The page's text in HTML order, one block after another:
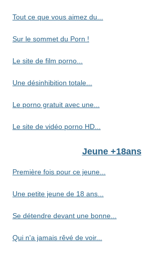
Tout ce que vous aimez du...
Sur le sommet du Porn !
Le site de film porno...
Une désinhibition totale...
Le porno gratuit avec une...
Le site de vidéo porno HD...
Jeune +18ans
Première fois pour ce jeune...
Une petite jeune de 18 ans...
Se détendre devant une bonne...
Qui n'a jamais rêvé de voir...